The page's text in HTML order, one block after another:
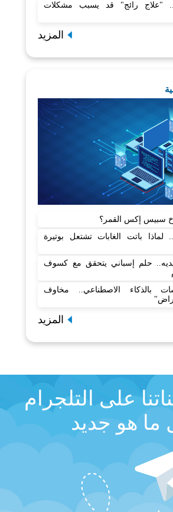
"علاج رائج" قد يسبب مشكلات
المزيد
سبيس إكس القمر؟
لماذا باتت الغابات تشتعل بوتيرة
حلم إسباني يتحقق مع كسوف
بالذكاء الاصطناعي.. مخاوف
المزيد
على التلجرام
ما هو جديد